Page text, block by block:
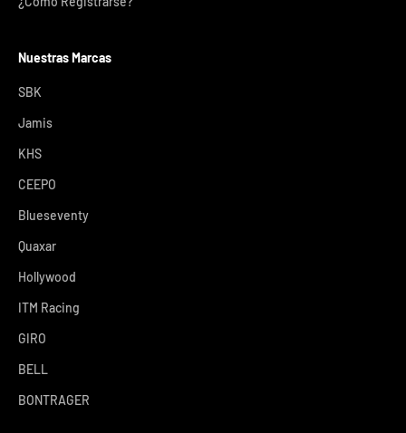
Nuestras Marcas
SBK
Jamis
KHS
CEEPO
Blueseventy
Quaxar
Hollywood
ITM Racing
GIRO
BELL
BONTRAGER